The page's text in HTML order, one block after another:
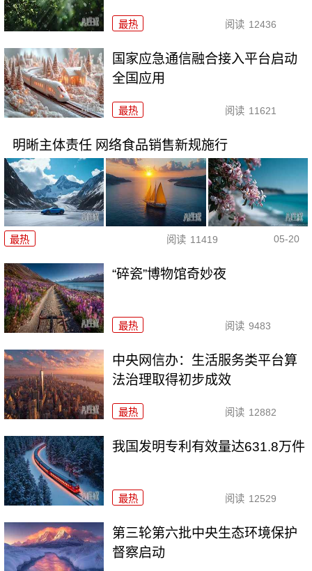
最热 阅读 12436
国家应急通信融合接入平台启动
全国应用
最热 阅读 11621
明晰主体责任 网络食品销售新规施行
最热 阅读 11419 05-20
“碎瓷”博物馆奇妙夜
最热 阅读 9483
中央网信办：生活服务类平台算
法治理取得初步成效
最热 阅读 12882
我国发明专利有效量达631.8万件
最热 阅读 12529
第三轮第六批中央生态环境保护
督察启动